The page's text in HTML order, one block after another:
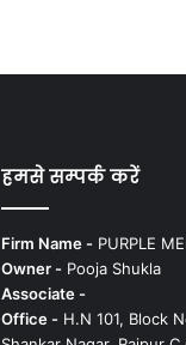
हमसे सम्पर्क करें
Firm Name -PURPLE
Owner -Pooja Shukla
Associate -
Office -H.N 101, Block